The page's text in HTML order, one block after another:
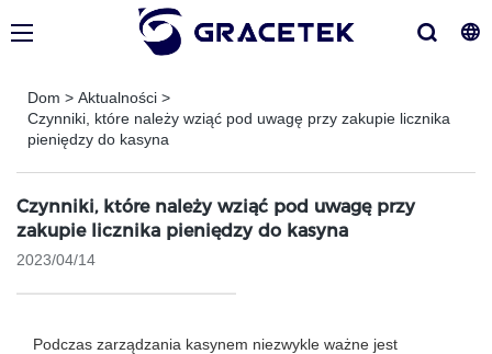
Dom > Aktualności >
Czynniki, które należy wziąć pod uwagę przy zakupie licznika
pieniędzy do kasyna
Czynniki, które należy wziąć pod uwagę przy
zakupie licznika pieniędzy do kasyna
2023/04/14
Podczas zarządzania kasynem niezwykle ważne jest